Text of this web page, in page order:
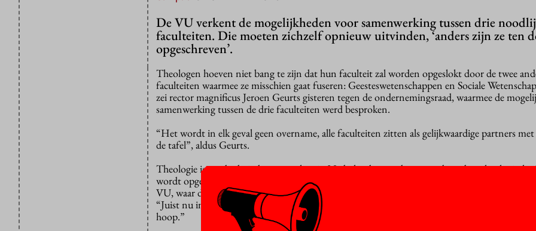
De VU verkent de mogelijkheden voor samenwerking tussen drie
faculteiten. Die moeten zichzelf opnieuw uitvinden, ‘anders zijn ze ten
opgeschreven’.
Theologen hoeven niet bang te zijn dat hun faculteit zal worden opgeslokt door de twee
faculteiten waarmee ze misschien gaat fuseren: Geesteswetenschappen en Sociale
zei rector magnificus Jeroen Geurts gisteren tegen de ondernemingsraad, waarmee de
samenwerking tussen de drie faculteiten werd besproken.
“Het wordt in elk geval geen overname, alle faculteiten zitten als gelijkwaardige partners met
de tafel”, aldus Geurts.
Theologie is een bedreigde wetenschap in Nederland, waar de ene na de andere
wordt opgedoekt of, zoals in Utrecht, opgaat in de Faculteit der Geesteswetenschappen. Dat
VU, waar de theologische faculteit een van de oudste faculteiten is, niet gebeuren, verzekerde
“Juist nu in oorlogstijd is theologie hard nodig”, zei hij, “vanwege typisch theologische
hoop.”